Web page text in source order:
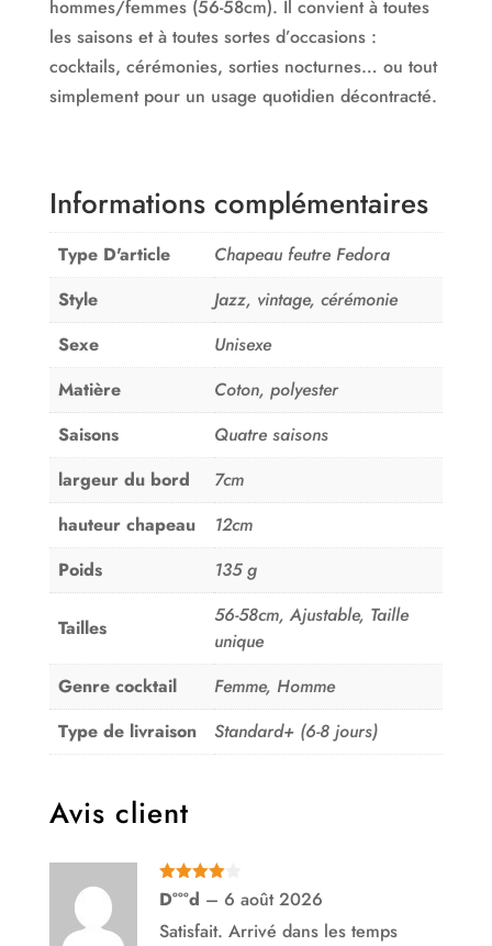
hommes/femmes (56-58cm). Il convient à toutes
les saisons et à toutes sortes d’occasions :
cocktails, cérémonies, sorties nocturnes… ou tout
simplement pour un usage quotidien décontracté.
Informations complémentaires
Type D'article
Chapeau feutre Fedora
Style
Jazz, vintage, cérémonie
Sexe
Unisexe
Matière
Coton, polyester
Saisons
Quatre saisons
largeur du bord
7cm
hauteur chapeau
12cm
Poids
135 g
Tailles
56-58cm, Ajustable, Taille
unique
Genre cocktail
Femme, Homme
Type de livraison
Standard+ (6-8 jours)
Avis client
Note4
sur 5
D°°°d – 6 août 2026
Satisfait. Arrivé dans les temps